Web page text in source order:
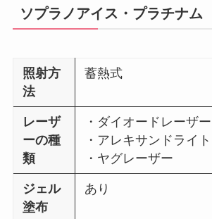
ソプラノアイス・プラチナム
照射方
法
蓄熱式
レーザ
ーの種
類
・ダイオードレーザ
・アレキサンドライ
・ヤグレーザー
ジェル
塗布
あり